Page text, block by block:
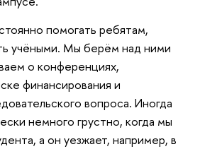
помогать ребятам,
учёными. Мы берём над ними
о конференциях,
финансирования и
вопроса. Иногда
немного грустно, когда мы
а он уезжает, например, в